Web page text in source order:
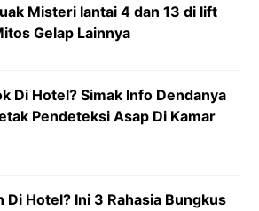
Misteri lantai 4 dan 13 di lift
Gelap Lainnya
Di Hotel? Simak Info Dendanya
Pendeteksi Asap Di Kamar
Di Hotel? Ini 3 Rahasia Bungkus